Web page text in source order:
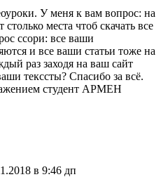
У меня к вам вопрос: на
места чтоб скачать все
ссори: все ваши
и все ваши статьи тоже на
раз заходя на ваш сайт
текссты? Спасибо за всё.
студент АРМЕН
в 9:46 дп